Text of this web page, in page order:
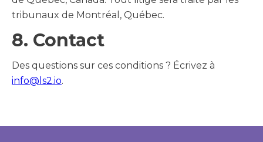
tribunaux de Montréal, Québec.
8. Contact
Des questions sur ces conditions ? Écrivez à
info@ls2.io.